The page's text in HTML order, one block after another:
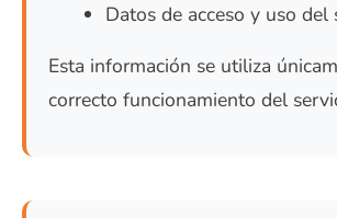
Datos de acceso y uso del
Esta información se utiliza
correcto funcionamiento del